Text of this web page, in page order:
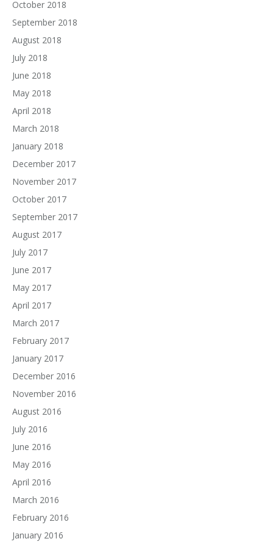
October 2018
September 2018
August 2018
July 2018
June 2018
May 2018
April 2018
March 2018
January 2018
December 2017
November 2017
October 2017
September 2017
August 2017
July 2017
June 2017
May 2017
April 2017
March 2017
February 2017
January 2017
December 2016
November 2016
August 2016
July 2016
June 2016
May 2016
April 2016
March 2016
February 2016
January 2016